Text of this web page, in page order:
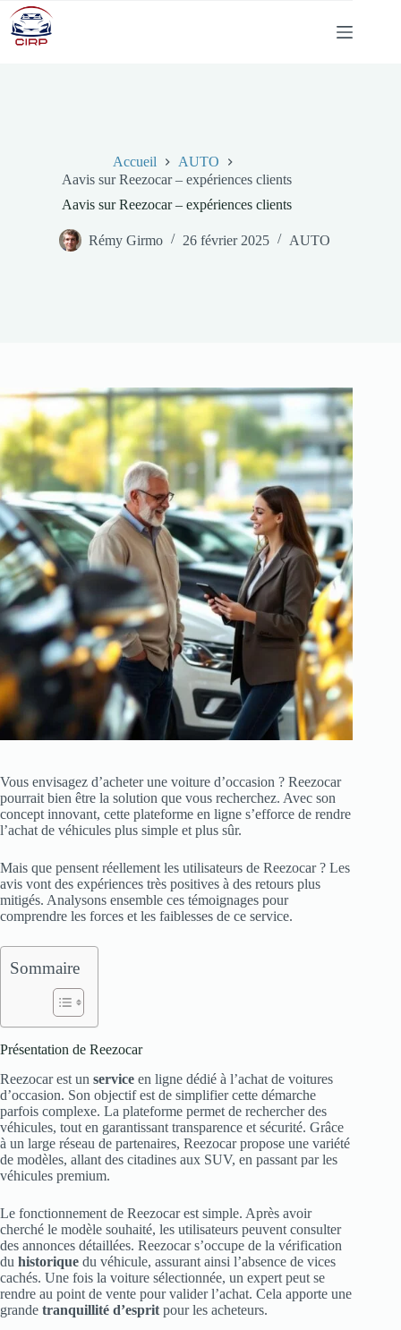
Passer
au
contenu
Accueil
AUTO
Aavis sur Reezocar – expériences clients
Aavis sur Reezocar – expériences clients
Rémy Girmo 26 février 2025 AUTO
Vous envisagez d’acheter une voiture d’occasion ? Reezocar
pourrait bien être la solution que vous recherchez. Avec son
concept innovant, cette plateforme en ligne s’efforce de rendre
l’achat de véhicules plus simple et plus sûr.
Mais que pensent réellement les utilisateurs de Reezocar ? Les
avis vont des expériences très positives à des retours plus
mitigés. Analysons ensemble ces témoignages pour
comprendre les forces et les faiblesses de ce service.
Sommaire
Présentation de Reezocar
Reezocar est un service en ligne dédié à l’achat de voitures
d’occasion. Son objectif est de simplifier cette démarche
parfois complexe. La plateforme permet de rechercher des
véhicules, tout en garantissant transparence et sécurité. Grâce
à un large réseau de partenaires, Reezocar propose une variété
de modèles, allant des citadines aux SUV, en passant par les
véhicules premium.
Le fonctionnement de Reezocar est simple. Après avoir
cherché le modèle souhaité, les utilisateurs peuvent consulter
des annonces détaillées. Reezocar s’occupe de la vérification
du historique du véhicule, assurant ainsi l’absence de vices
cachés. Une fois la voiture sélectionnée, un expert peut se
rendre au point de vente pour valider l’achat. Cela apporte une
grande tranquillité d’esprit pour les acheteurs.